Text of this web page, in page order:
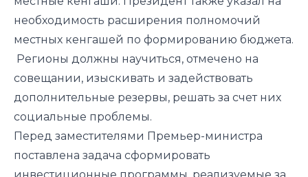
необходимость расширения полномочий
местных кенгашей по формированию бюджета.
Регионы должны научиться, отмечено на
совещании, изыскивать и задействовать
дополнительные резервы, решать за счет них
социальные проблемы.
Перед заместителями Премьер-министра
поставлена задача сформировать